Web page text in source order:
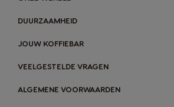
DUURZAAMHEID
JOUW KOFFIEBAR
VEELGESTELDE VRAGEN
ALGEMENE VOORWAARDEN